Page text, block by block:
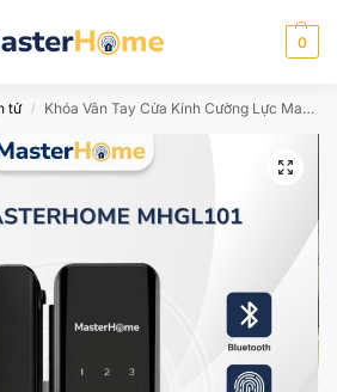
0
tử / Khóa Vân Tay Cửa Kính Cường Lực MasterHome MHGL101